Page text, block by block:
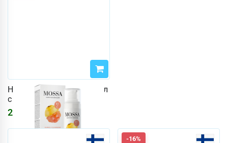
Ночной крем Mossa 50 мл
с витамином C
2678 ₽3197₽
-16%